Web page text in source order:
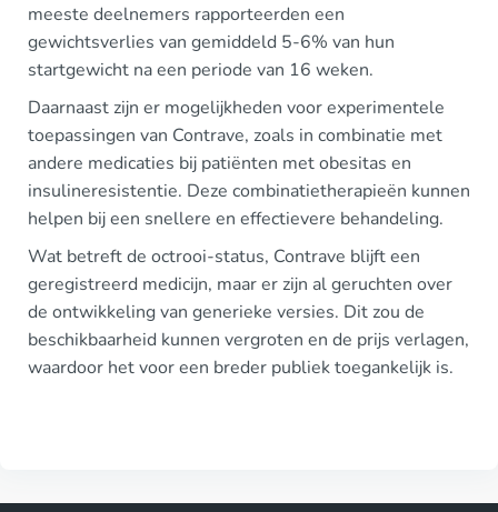
meeste deelnemers rapporteerden een
gewichtsverlies van gemiddeld 5-6% van hun
startgewicht na een periode van 16 weken.
Daarnaast zijn er mogelijkheden voor experimentele
toepassingen van Contrave, zoals in combinatie met
andere medicaties bij patiënten met obesitas en
insulineresistentie. Deze combinatietherapieën kunnen
helpen bij een snellere en effectievere behandeling.
Wat betreft de octrooi-status, Contrave blijft een
geregistreerd medicijn, maar er zijn al geruchten over
de ontwikkeling van generieke versies. Dit zou de
beschikbaarheid kunnen vergroten en de prijs verlagen,
waardoor het voor een breder publiek toegankelijk is.